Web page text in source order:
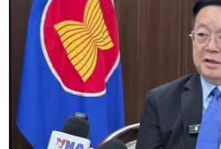
31/07/2026 00:00
Hình thành chuỗi sản phẩm
tại “Địa đạo Kỳ Anh-Bãi sậy
Đầm”
24/07/2026 16:00